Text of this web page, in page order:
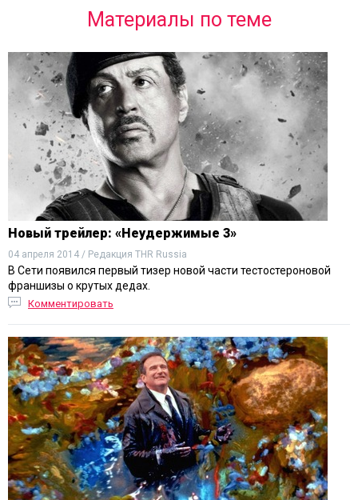
Материалы по теме
Новый трейлер: «Неудержимые 3»
04 апреля 2014 / Редакция THR Russia
В Сети появился первый тизер новой части тестостероновой
франшизы о крутых дедах.
Комментировать